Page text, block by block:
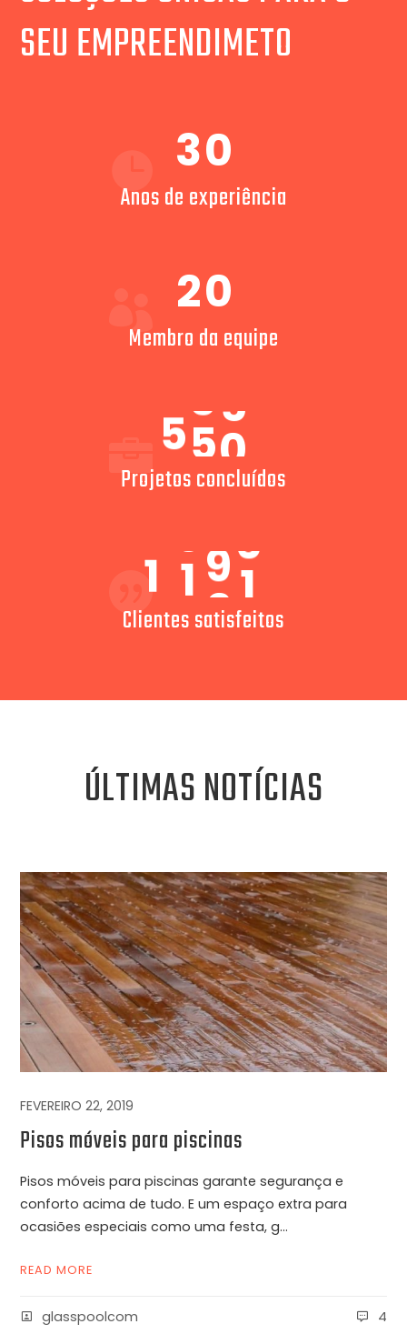
SEU EMPREENDIMETO
30
Anos de experiência
20
Membro da equipe
550
Projetos concluídos
1 2 00
Clientes satisfeitos
ÚLTIMAS NOTÍCIAS
FEVEREIRO 22, 2019
Pisos móveis para piscinas
Pisos móveis para piscinas garante segurança e
conforto acima de tudo. E um espaço extra para
ocasiões especiais como uma festa, g...
READ MORE
glasspoolcom 4